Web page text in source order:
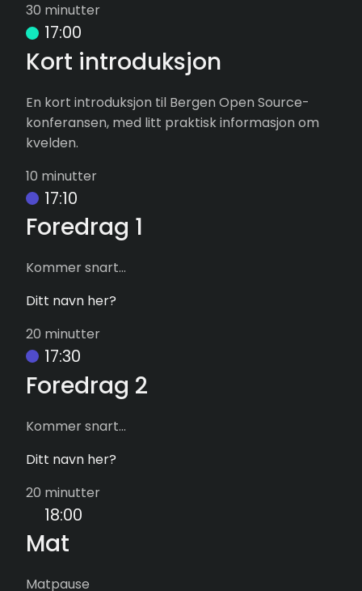
30 minutter
17:00
Kort introduksjon
En kort introduksjon til Bergen Open Source-
konferansen, med litt praktisk informasjon om
kvelden.
10 minutter
17:10
Foredrag 1
Kommer snart...
Ditt navn her?
20 minutter
17:30
Foredrag 2
Kommer snart...
Ditt navn her?
20 minutter
18:00
Mat
Matpause